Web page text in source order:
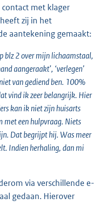
met klager
zij in het
aantekening gemaakt:
blz 2 over mijn lichaamstaal,
aangeraakt’, ‘verlegen’
van gediend ben. 100%
vind ik zeer belangrijk. Hier
kan ik niet zijn huisarts
met een hulpvraag. Niets
Dat begrijpt hij. Was meer
Indien herhaling, dan mi
via verschillende e-
gedaan. Hierover